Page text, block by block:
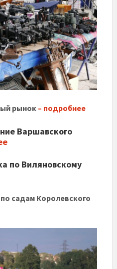
рынок – подробнее
Варшавского
по Виляновскому
садам Королевского